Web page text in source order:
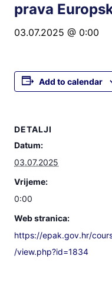
prava
03.07.2025 @ 0:00
Add to calendar
DETALJI
Datum:
03.07.2025
Vrijeme:
0:00
Web stranica:
https://epak.gov.hr/
/view.php?id=1834